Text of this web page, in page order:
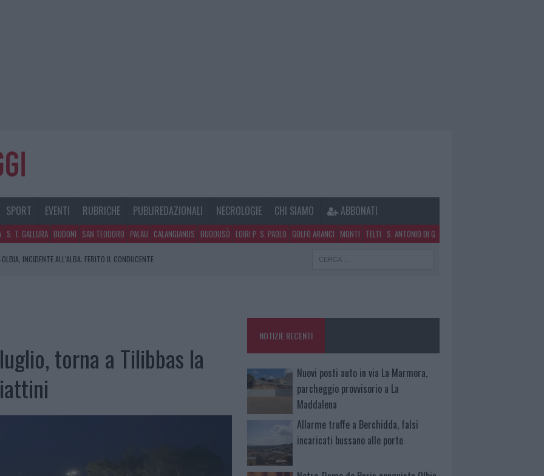
SPORT EVENTI RUBRICHE PUBLIREDAZIONALI NECROLOGIE CHI SIAMO ABBONATI
S. T. GALLURA BUDONI SAN TEODORO PALAU CALANGIANUS BUDDUSÒ LOIRI P. S. PAOLO GOLFO ARANCI MONTI TELTI S. ANTONIO DI G.
INCIDENTE ALL’ALBA: FERITO IL CONDUCENTE
torna a Tilibbas la
NOTIZIE RECENTI
Nuovi posti auto in via La Marmora,
parcheggio provvisorio a La
Maddalena
Allarme truffe a Berchidda, falsi
incaricati bussano alle porte